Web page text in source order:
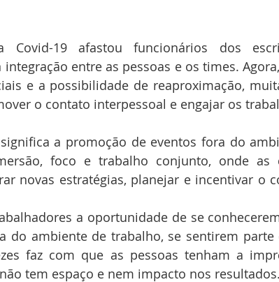
entre as pessoas e os times.
e a possibilidade de reaproximação,
o contato interpessoal e engajar os
foco e trabalho conjunto, onde as
novas estratégias, planejar e incentivar o
a oportunidade de se
do ambiente de trabalho, se sentirem
faz com que as pessoas tenham a
tem espaço e nem impacto nos resultados.